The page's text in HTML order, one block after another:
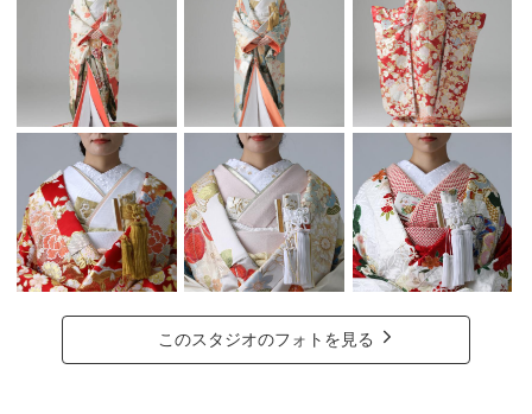
このスタジオのフォトを見る